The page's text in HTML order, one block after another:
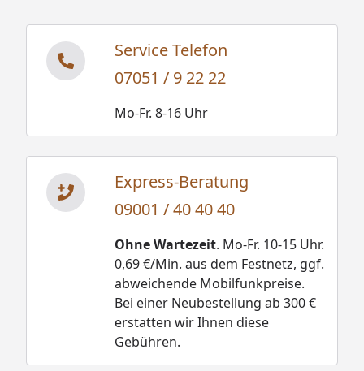
Service Telefon
07051 / 9 22 22
Mo-Fr. 8-16 Uhr
Express-Beratung
09001 / 40 40 40
Ohne Wartezeit. Mo-Fr. 10-15 Uhr.
0,69 €/Min. aus dem Festnetz, ggf.
abweichende Mobilfunkpreise.
Bei einer Neubestellung ab 300 €
erstatten wir Ihnen diese
Gebühren.